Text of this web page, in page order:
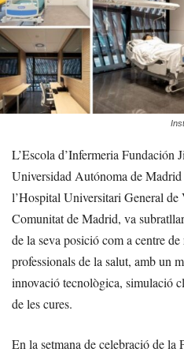
L’Escola d’Infermeria Fundación
Universidad Autónoma de
l’Hospital Universitari General
Comunitat de Madrid, va
de la seva posició com a centre
professionals de la salut, amb un
innovació tecnològica, simulació
de les cures.
En la setmana de celebració de la